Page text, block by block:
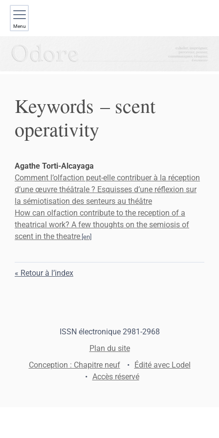
Menu
Keywords – scent
operativity
Agathe Torti-Alcayaga
Comment l’olfaction peut-elle contribuer à la réception
d’une œuvre théâtrale ? Esquisses d’une réflexion sur
la sémiotisation des senteurs au théâtre
How can olfaction contribute to the reception of a
theatrical work? A few thoughts on the semiosis of
scent in the theatre
Retour à l’index
ISSN électronique 2981-2968
Plan du site
Conception : Chapitre neuf
Édité avec Lodel
Accès réservé